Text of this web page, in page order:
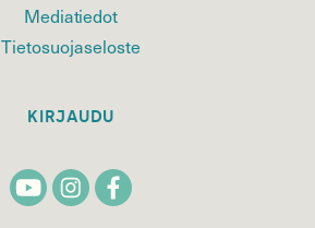
Mediatiedot
Tietosuojaseloste
KIRJAUDU